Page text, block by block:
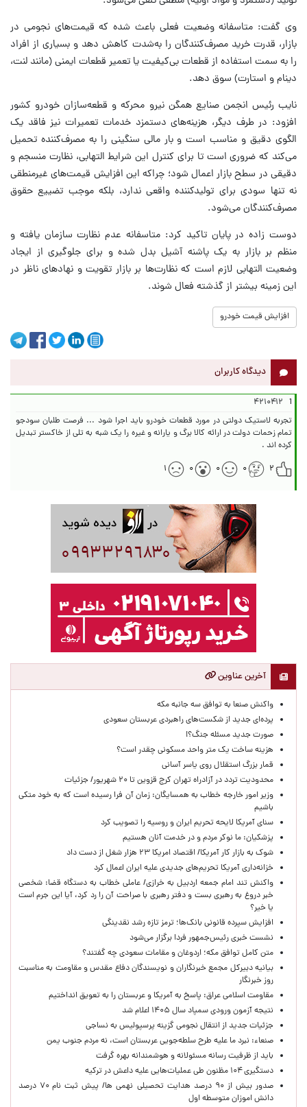
وی گفت: متاسفانه وضعیت فعلی باعث شده که قیمت‌های نجومی در
بازار، قدرت خرید مصرف‌کنندگان را به‌شدت کاهش دهد و بسیاری از افراد
را به سمت استفاده از قطعات بی‌کیفیت یا تعمیر قطعات ایمنی (مانند لنت،
دینام و استارت) سوق دهد.
نایب رئیس انجمن صنایع همگن نیرو محرکه و قطعه‌سازان خودرو کشور
افزود: در طرف دیگر، هزینه‌های دستمزد خدمات تعمیرات نیز فاقد یک
الگوی دقیق و مناسب است و بار مالی سنگینی را به مصرف‌کننده تحمیل
می‌کند که ضروری است تا برای کنترل این شرایط التهابی، نظارت منسجم و
دقیقی در سطح بازار اعمال شود؛ چراکه این افزایش قیمت‌های غیرمنطقی
نه تنها سودی برای تولیدکننده واقعی ندارد، بلکه موجب تضییع حقوق
مصرف‌کنندگان می‌شود.
دوست زاده در پایان تاکید کرد: متاسفانه عدم نظارت سازمان یافته و
منظم بر بازار به یک پاشنه آشیل بدل شده و برای جلوگیری از ایجاد
وضعیت التهابی لازم است که نظارت‌ها بر بازار تقویت و نهادهای ناظر در
این زمینه بیشتر از گذشته فعال شوند.
افزایش قیمت خودرو
دیدگاه کاربران
1 ۴۲۱۰۴۱۲
تجربه لاستیک دولتی در مورد قطعات خودرو باید اجرا شود ... فرصت طلبان سودجو
تمام زحمات دولت در ارائه کالا برگ و یارانه و غیره را یک شبه به تلی از خاکستر تبدیل
کرده اند .
۲
۰ ۰ ۰ ۱
آخرین عناوین
واکنش صنعا به توافق سه جانبه مکه
پرده‌ای جدید از شکست‌های راهبردی عربستان سعودی
صورت جدید مسئله جنگ؟!
هزینه ساخت یک متر واحد مسکونی چقدر است؟
قمار بزرگ استقلال روی یاسر آسانی
محدودیت تردد در آزادراه تهران کرج قزوین تا ۲۰ شهریور/ جزئیات
وزیر امور خارجه خطاب به همسایگان: زمان آن فرا رسیده است که به خود متکی
باشیم
سنای آمریکا لایحه تحریم ایران و روسیه را تصویب کرد
پزشکیان: ما نوکر مردم و در خدمت آنان هستیم
شوک به بازار کار آمریکا/ اقتصاد امریکا ۲۳ هزار شغل از دست داد
خزانه‌داری آمریکا تحریم‌های جدیدی علیه ایران اعمال کرد
واکنش تند امام جمعه اردبیل به خرازی/ عاملی خطاب به دستگاه قضا: شخصی
خبر دروغ به رهبری بست و دفتر رهبری با صراحت آن را رد کرد، آیا این جرم است
یا خیر؟
افزایش سپرده قانونی بانک‌ها؛ ترمز تازه رشد نقدینگی
نشست خبری رئیس‌جمهور فردا برگزار می‌شود
متن کامل توافق مکه؛ اردوغان و مقامات سعودی چه گفتند؟
بیانیه دبیرکل مجمع خبرنگاران و نویسندگان دفاع مقدس و مقاومت به مناسبت
روز خبرنگار
مقاومت اسلامی عراق: پاسخ به آمریکا و عربستان را به تعویق انداختیم
نتیجه آزمون ورودی سمپاد سال ۱۴۰۵ اعلام شد
جزئیات جدید از انتقال نجومی گزینه پرسپولیس به نساجی
صنعاء: نبرد ما علیه طرح سلطه‌جویی عربستان است، نه مردم جنوب یمن
باید از ظرفیت رسانه مسئولانه و هوشمندانه بهره گرفت
دستگیری ۱۰۴ مظنون طی عملیات‌هایی علیه داعش در ترکیه
صدور بیش از ۹۰ درصد هدایت تحصیلی نهمی ها/ پیش ثبت نام ۷۰ درصد
دانش اموزان متوسطه اول